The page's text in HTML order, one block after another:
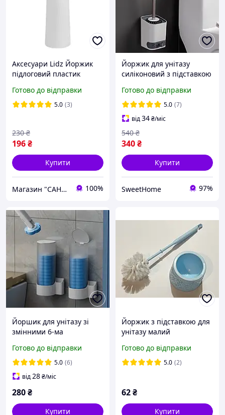
Аксесуари Lidz Йоржик
підлоговий пластик
Готово до відправки
5.0 (3)
196₴
230 ₴
Купити
Магазин "САНДИВО" 100%
Йоржик для унітазу
силіконовий з підставкою
білий
Готово до відправки
5.0 (7)
від34₴/міс
340₴
540 ₴
Купити
SweetHome 97%
Йоршик для унітазу зі
змінними 6-ма
ручкою Відео
Готово до відправки
5.0 (6)
від28₴/міс
280₴
Купити
Йоржик з підставкою для
унітазу малий
Готово до відправки
5.0 (2)
62₴
Купити